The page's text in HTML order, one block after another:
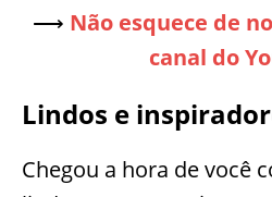
⟶ Não esquece de
canal do
Lindos e
Chegou a hora de você